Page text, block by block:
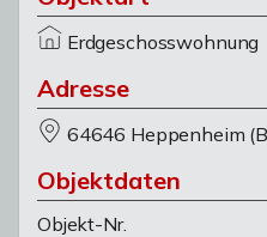
Erdgeschosswohnung
Adresse
64646 Heppenheim
Objektdaten
Objekt-Nr.